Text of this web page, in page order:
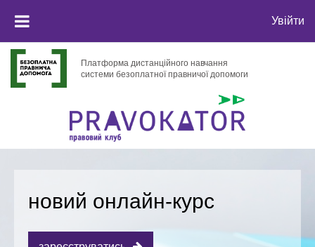
Увійти
Платформа дистанційного навчання
системи безоплатної правничої допомоги
новий онлайн-курс